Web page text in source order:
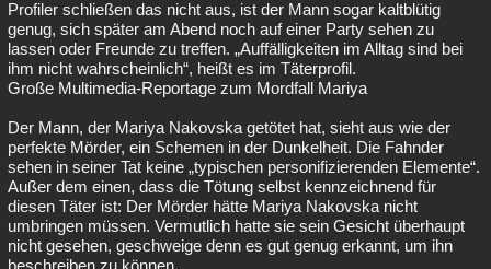
Profiler schließen das nicht aus, ist der Mann sogar kaltblütig
genug, sich später am Abend noch auf einer Party sehen zu
lassen oder Freunde zu treffen. „Auffälligkeiten im Alltag sind bei
ihm nicht wahrscheinlich“, heißt es im Täterprofil.
Große Multimedia-Reportage zum Mordfall Mariya
Der Mann, der Mariya Nakovska getötet hat, sieht aus wie der
perfekte Mörder, ein Schemen in der Dunkelheit. Die Fahnder
sehen in seiner Tat keine „typischen personifizierenden Elemente“.
Außer dem einen, dass die Tötung selbst kennzeichnend für
diesen Täter ist: Der Mörder hätte Mariya Nakovska nicht
umbringen müssen. Vermutlich hatte sie sein Gesicht überhaupt
nicht gesehen, geschweige denn es gut genug erkannt, um ihn
beschreiben zu können.